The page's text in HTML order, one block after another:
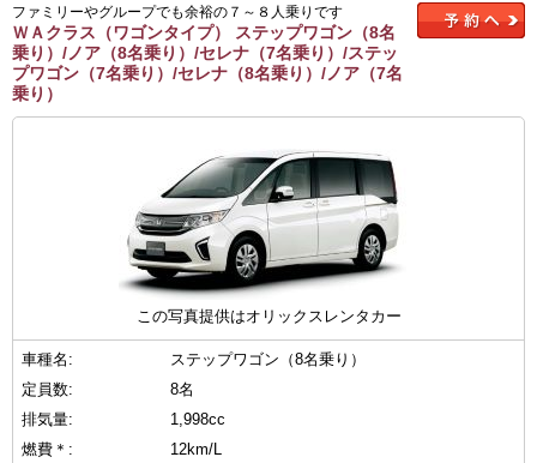
ファミリーやグループでも余裕の７～８人乗りです
ＷＡクラス（ワゴンタイプ） ステップワゴン（8名
乗り）/ノア（8名乗り）/セレナ（7名乗り）/ステッ
プワゴン（7名乗り）/セレナ（8名乗り）/ノア（7名
乗り）
この写真提供はオリックスレンタカー
車種名:
ステップワゴン（8名乗り）
定員数:
8名
排気量:
1,998cc
燃費＊:
12km/L